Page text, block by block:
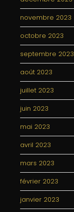
novembre 2023
octobre 2023
septembre 2023
août 2023
juillet 2023
juin 2023
mai 2023
avril 2023
mars 2023
février 2023
janvier 2023